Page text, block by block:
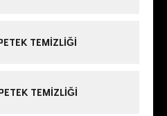
TEMIZLIĞI
TEMIZLIĞI